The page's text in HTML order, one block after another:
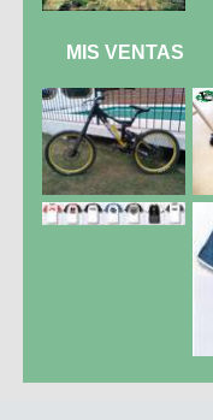
MIS VENTAS